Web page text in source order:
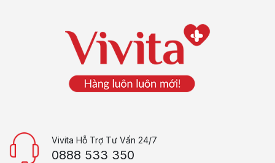
Vivita Hỗ Trợ Tư Vấn 24/7
0888 533 350